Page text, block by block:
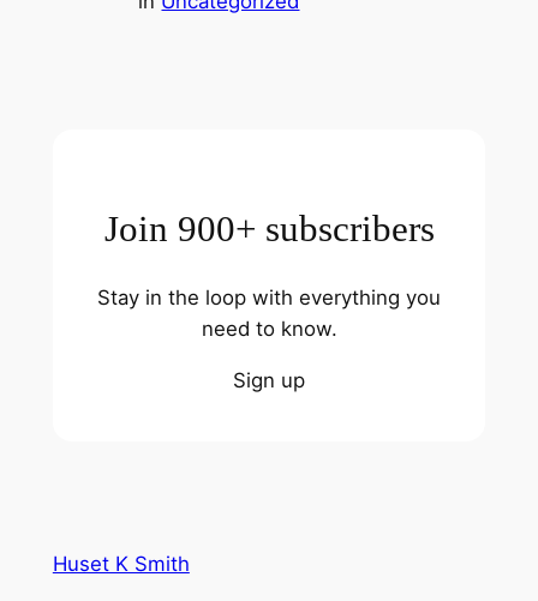
Join 900+ subscribers
Stay in the loop with everything you
need to know.
Sign up
Huset K Smith